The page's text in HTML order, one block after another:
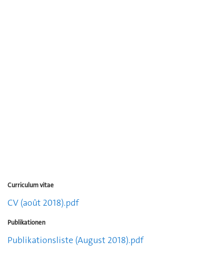
Curriculum vitae
CV (août 2018).pdf
Publikationen
Publikationsliste (August 2018).pdf